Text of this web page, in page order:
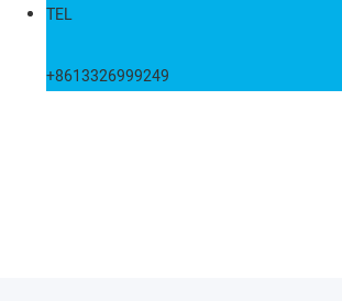
TEL
+8613326999249